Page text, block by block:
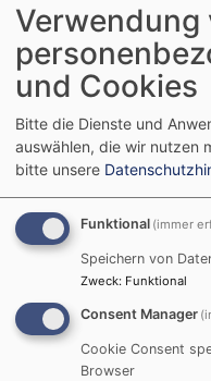
Evangelische
Kleinheubach
Großheubach - Kleinheubach -
Startseite Frauenkreise
Verwendung
und Cookies
Bitte die Dienste und
auswählen, die wir nutzen
bitte unsere
Funktional (immer
Speichern von
Zweck: Funktional
Consent Manager
Cookie Consent
Browser